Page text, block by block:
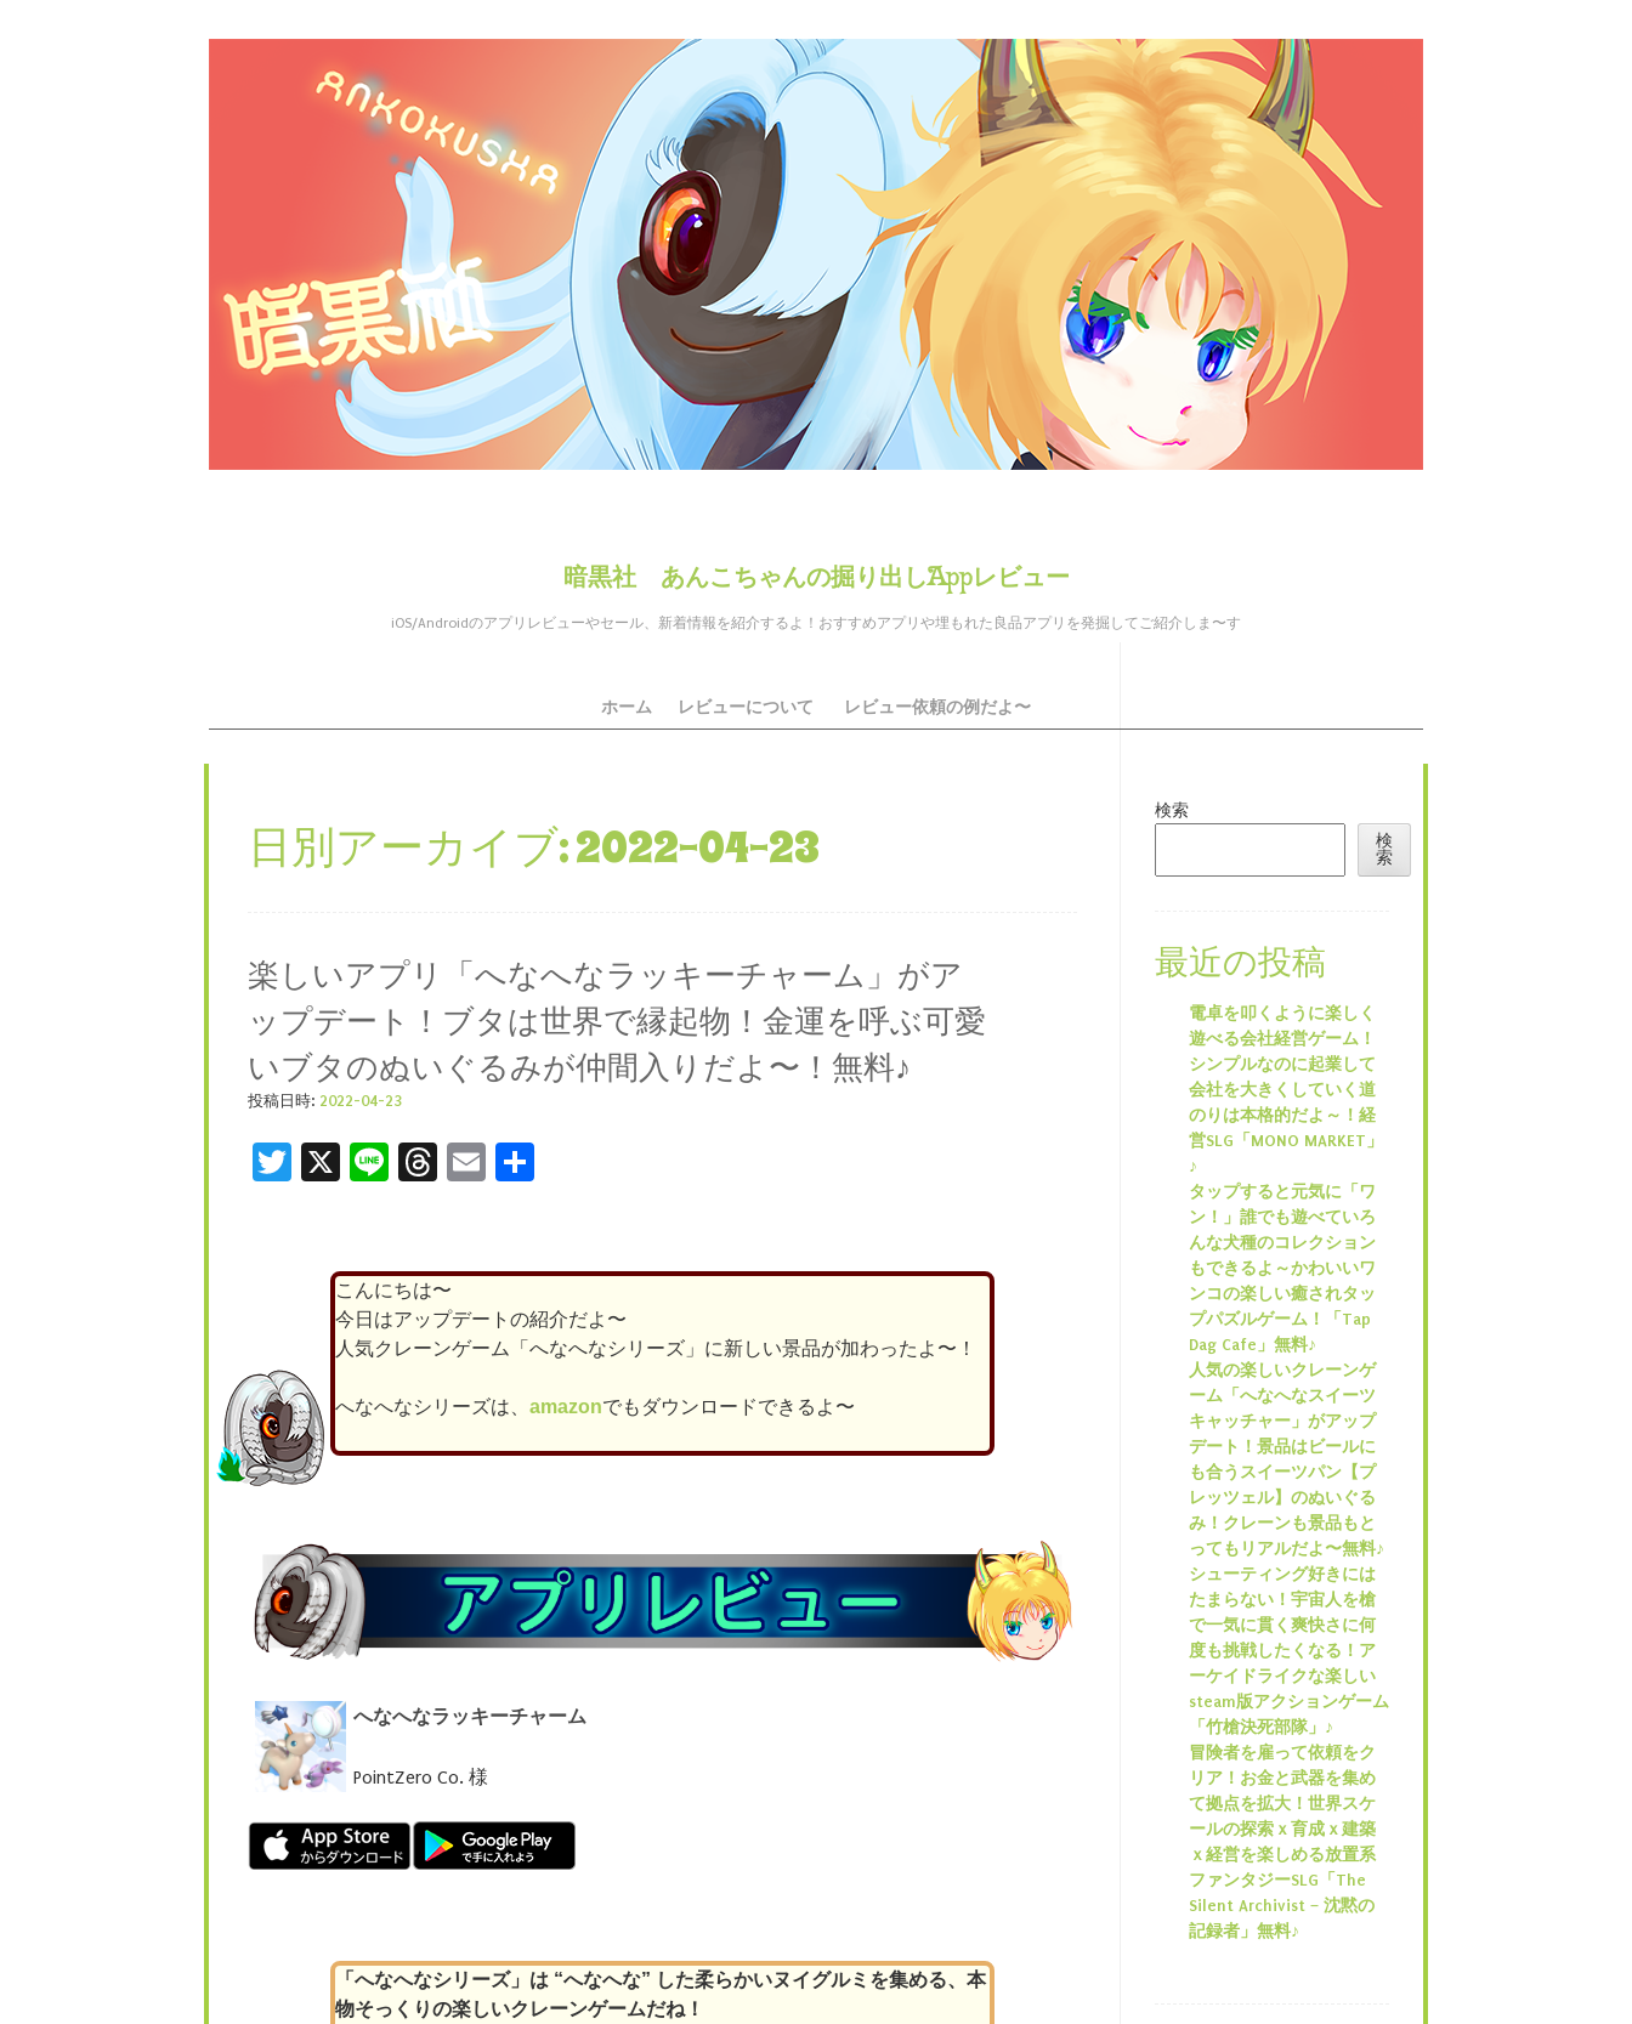
暗黒社 あんこちゃんの掘り出しAppレビュー
iOS/Androidのアプリレビューやセール、新着情報を紹介するよ！おすすめアプリや埋もれた良品アプリを発掘してご紹介しま〜す
メニュー ホーム レビューについて レビュー依頼の例だよ〜
日別アーカイブ:2022-04-23
楽しいアプリ「へなへなラッキーチャーム」がア
ップデート！ブタは世界で縁起物！金運を呼ぶ可愛
いブタのぬいぐるみが仲間入りだよ〜！無料♪
投稿日時: 2022-04-23
Twitter
X LineThreads
Email
こんにちは〜
今日はアップデートの紹介だよ〜
人気クレーンゲーム「へなへなシリーズ」に新しい景品が加わったよ〜！
へなへなシリーズは、amazonでもダウンロードできるよ〜
へなへなラッキーチャーム
PointZero Co. 様
「へなへなシリーズ」は “へなへな” した柔らかいヌイグルミを集める、本
物そっくりの楽しいクレーンゲームだね！
検索
検
索
最近の投稿
電卓を叩くように楽しく
遊べる会社経営ゲーム！
シンプルなのに起業して
会社を大きくしていく道
のりは本格的だよ～！経
営SLG「MONO MARKET」
♪
タップすると元気に「ワ
ン！」誰でも遊べていろ
んな犬種のコレクション
もできるよ～かわいいワ
ンコの楽しい癒されタッ
プパズルゲーム！「Tap
Dag Cafe」無料♪
人気の楽しいクレーンゲ
ーム「へなへなスイーツ
キャッチャー」がアップ
デート！景品はビールに
も合うスイーツパン【プ
レッツェル】のぬいぐる
み！クレーンも景品もと
ってもリアルだよ〜無料♪
シューティング好きには
たまらない！宇宙人を槍
で一気に貫く爽快さに何
度も挑戦したくなる！ア
ーケイドライクな楽しい
steam版アクションゲーム
「竹槍決死部隊」♪
冒険者を雇って依頼をク
リア！お金と武器を集め
て拠点を拡大！世界スケ
ールの探索ｘ育成ｘ建築
ｘ経営を楽しめる放置系
ファンタジーSLG「The
Silent Archivist – 沈黙の
記録者」無料♪